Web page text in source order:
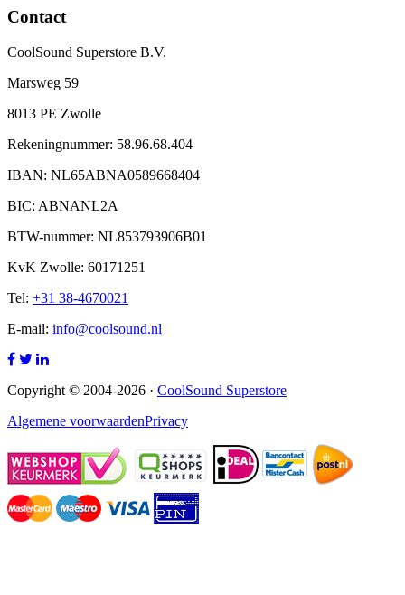
Contact
CoolSound Superstore B.V.
Marsweg 59
8013 PE Zwolle
Rekeningnummer: 58.96.68.404
IBAN: NL65ABNA0589668404
BIC: ABNANL2A
BTW-nummer: NL853793906B01
KvK Zwolle: 60171251
Tel: +31 38-4670021
E-mail: info@coolsound.nl
Copyright © 2004-2026 · CoolSound Superstore
Algemene voorwaardenPrivacy